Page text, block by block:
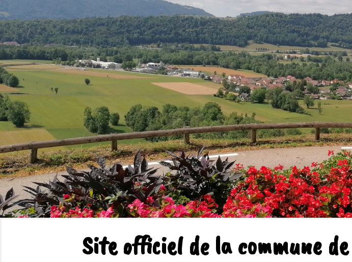
Site officiel de la commune